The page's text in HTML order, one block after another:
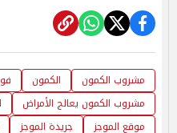
مشروب الكمون الكمون
مشروب الكمون يعالج الأمراض
موقع الموجز
جريدة الموجز